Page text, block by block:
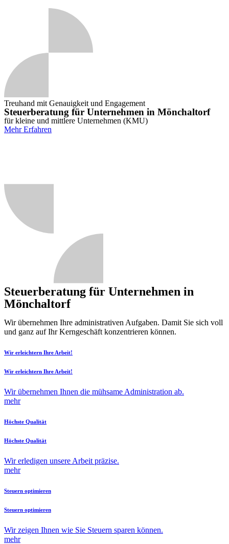
Treuhand mit Genauigkeit und Engagement
Steuerberatung für Unternehmen in Mönchaltorf
für kleine und mittlere Unternehmen (KMU)
Mehr Erfahren
Steuerberatung für Unternehmen in
Mönchaltorf
Wir übernehmen Ihre administrativen Aufgaben. Damit Sie sich voll
und ganz auf Ihr Kerngeschäft konzentrieren können.
Wir erleichtern Ihre Arbeit!
Wir erleichtern Ihre Arbeit!
Wir übernehmen Ihnen die mühsame Administration ab.
mehr
Höchste Qualität
Höchste Qualität
Wir erledigen unsere Arbeit präzise.
mehr
Steuern optimieren
Steuern optimieren
Wir zeigen Ihnen wie Sie Steuern sparen können.
mehr